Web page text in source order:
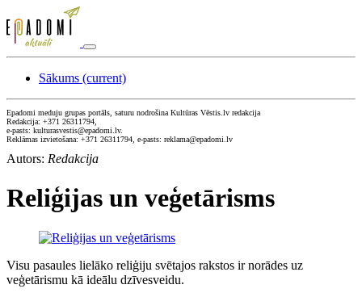
Sākums (current)
Epadomi meduju grupas portāls, saturu nodrošina Kultūras Vēstis.lv redakcija
Redakcija: +371 26311794,
e-pasts: kulturasvestis@epadomi.lv.
Reklāmas izvietošana: +371 26311794, e-pasts: reklama@epadomi.lv
Autors: Redakcija
Reliģijas un veģetārisms
Visu pasaules lielāko reliģiju svētajos rakstos ir norādes uz
veģetārismu kā ideālu dzīvesveidu.